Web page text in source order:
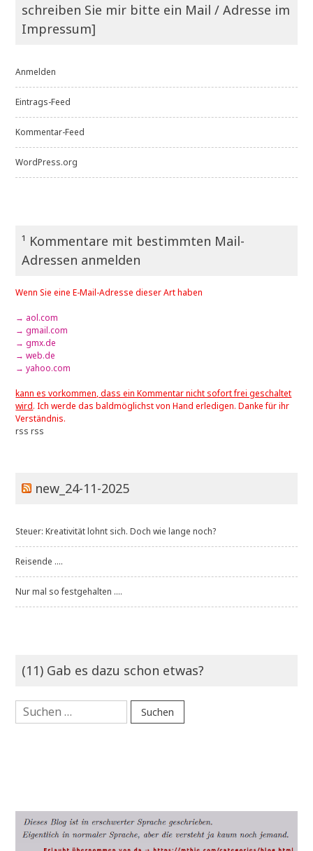
schreiben Sie mir bitte ein Mail / Adresse im
Impressum]
Anmelden
Eintrags-Feed
Kommentar-Feed
WordPress.org
¹ Kommentare mit bestimmten Mail-
Adressen anmelden
Wenn Sie eine E-Mail-Adresse dieser Art haben
→ aol.com
→ gmail.com
→ gmx.de
→ web.de
→ yahoo.com
kann es vorkommen, dass ein Kommentar nicht sofort frei geschaltet
wird. Ich werde das baldmöglichst von Hand erledigen. Danke für ihr
Verständnis.
rss rss
new_24-11-2025
Steuer: Kreativität lohnt sich. Doch wie lange noch?
Reisende ....
Nur mal so festgehalten ....
(11) Gab es dazu schon etwas?
Suchen
nach: